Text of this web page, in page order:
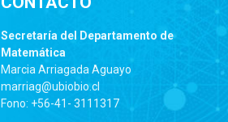
Secretaría del Departamento de
Matemática
Marcia Arriagada Aguayo
marriag@ubiobio.cl
Fono: +56-41- 3111317